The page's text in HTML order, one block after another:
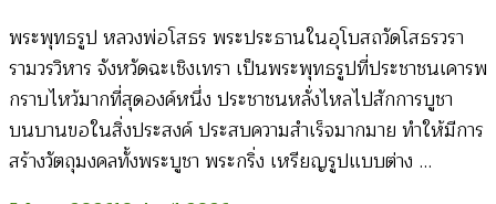
พระพุทธรูป หลวงพ่อโสธร พระประธานในอุโบสถวัดโสธรวรา
รามวรวิหาร จังหวัดฉะเชิงเทรา เป็นพระพุทธรูปที่ประชาชนเคารพ
กราบไหว้มากที่สุดองค์หนึ่ง ประชาชนหลั่งไหลไปสักการบูชา
บนบานขอในสิ่งประสงค์ ประสบความสำเร็จมากมาย ทำให้มีการ
สร้างวัตถุมงคลทั้งพระบูชา พระกริ่ง เหรียญรูปแบบต่าง …